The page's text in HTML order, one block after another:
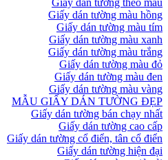
Giấy dán tường theo màu
Giấy dán tường màu hồng
Giấy dán tường màu tím
Giấy dán tường màu xanh
Giấy dán tường màu trắng
Giấy dán tường màu đỏ
Giấy dán tường màu đen
Giấy dán tường màu vàng
MẪU GIẤY DÁN TƯỜNG ĐẸP
Giấy dán tường bán chạy nhất
Giấy dán tường cao cấp
Giấy dán tường cổ điển, tân cổ điển
Giấy dán tường hiện đại